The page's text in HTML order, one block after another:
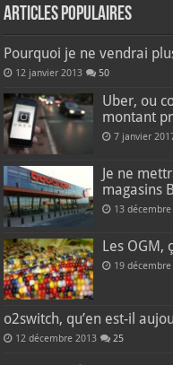
Articles populaires
Pourquoi je ne vendrai
12 janvier 2013 50
Uber, ou
montant
7 janvier
Je ne
magasins
13
Les OGM,
19
o2switch, qu’en est-il
12 décembre 2013 25